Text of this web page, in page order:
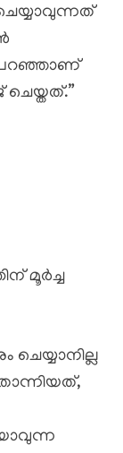
മൂർച്ച
ചെയ്യാനില്ല